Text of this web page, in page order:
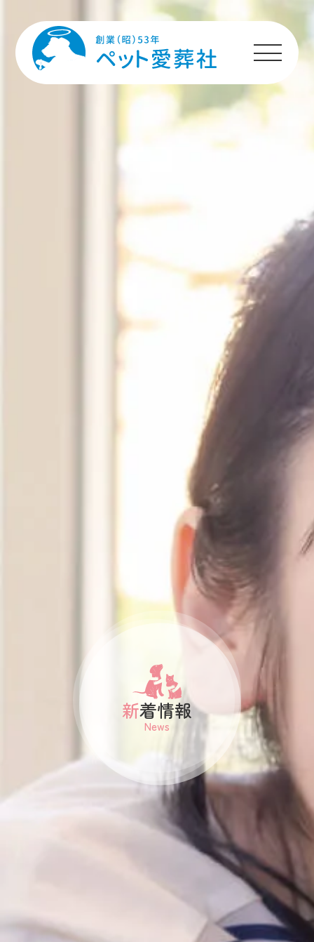
HOME
プランのご案内
ご利用者様の声
ご利用の流れ
よくあるご質問
プライバシーポリシー
お知らせ・ブログ
お問い合わせ
新着情報
News